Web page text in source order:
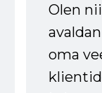
Olen
oma